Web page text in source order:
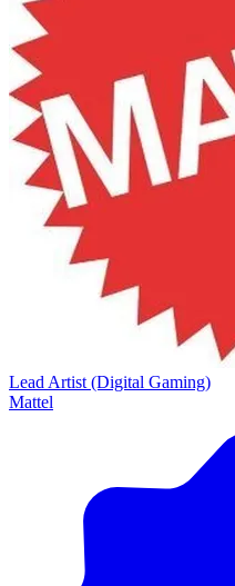
Lead Artist (Digital Gaming)
Mattel